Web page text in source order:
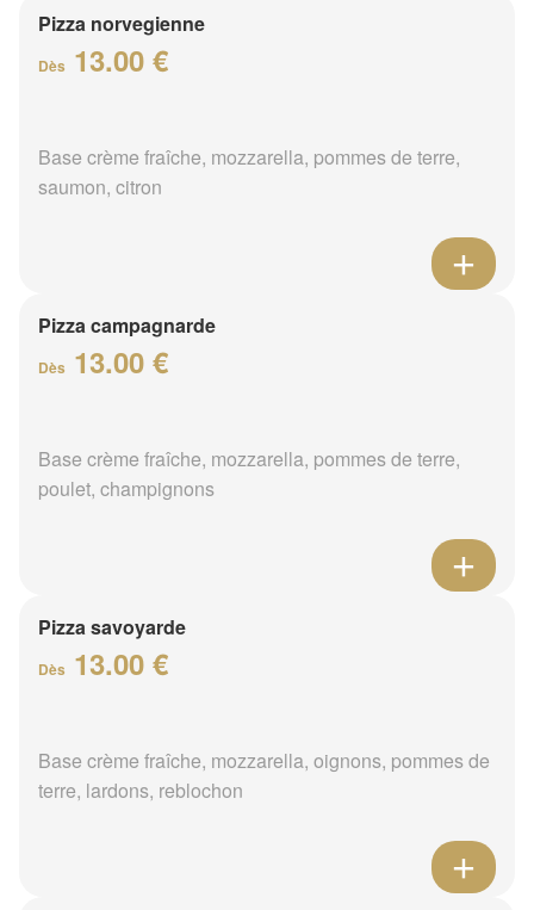
Pizza norvegienne
Dès 13.00 €
Base crème fraîche, mozzarella, pommes de terre,
saumon, citron
Pizza campagnarde
Dès 13.00 €
Base crème fraîche, mozzarella, pommes de terre,
poulet, champignons
Pizza savoyarde
Dès 13.00 €
Base crème fraîche, mozzarella, oignons, pommes de
terre, lardons, reblochon